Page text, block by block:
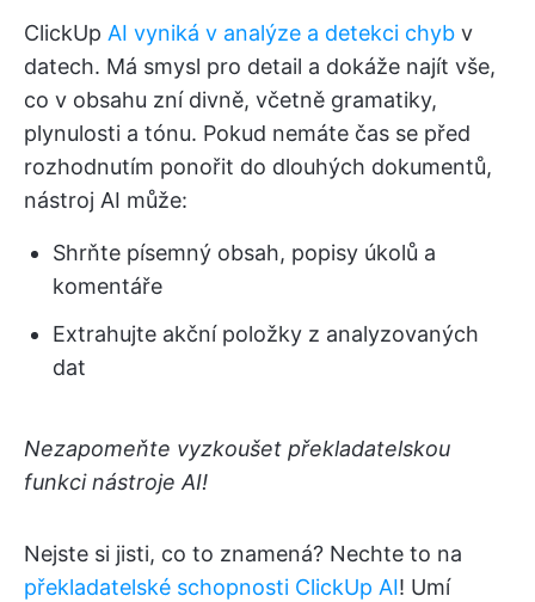
ClickUp AI vyniká v analýze a detekci chyb v
datech. Má smysl pro detail a dokáže najít vše,
co v obsahu zní divně, včetně gramatiky,
plynulosti a tónu. Pokud nemáte čas se před
rozhodnutím ponořit do dlouhých dokumentů,
nástroj AI může:
Shrňte písemný obsah, popisy úkolů a
komentáře
Extrahujte akční položky z analyzovaných
dat
Nezapomeňte vyzkoušet překladatelskou
funkci nástroje AI!
Nejste si jisti, co to znamená? Nechte to na
překladatelské schopnosti ClickUp AI! Umí